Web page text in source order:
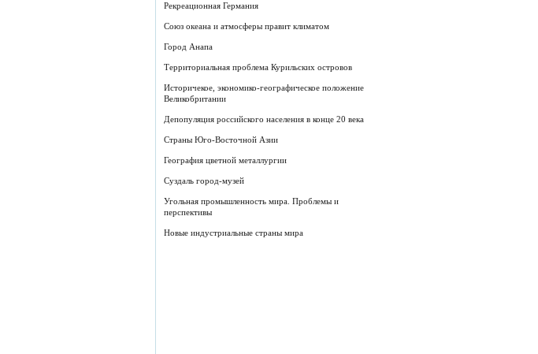
Рекреационная Германия
Союз океана и атмосферы правит климатом
Город Анапа
Территориальная проблема Курильских островов
Историчекое, экономико-географическое положение
Великобритании
Депопуляция российского населения в конце 20 века
Страны Юго-Восточной Азии
География цветной металлургии
Суздаль город-музей
Угольная промышленность мира. Проблемы и
перспективы
Новые индустриальные страны мира